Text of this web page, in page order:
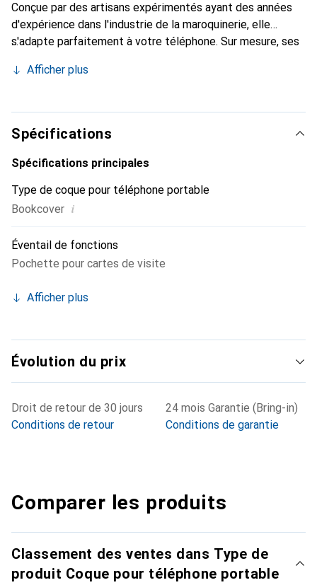
Conçue par des artisans expérimentés ayant des années
d'expérience dans l'industrie de la maroquinerie, elle
s'adapte parfaitement à votre téléphone. Sur mesure, ses
devient l'accessoire chic et indispensable pour votre
produits de haute qualité, la marque Noreve est un choix
fiable pour une clientèle exigeante.
Afficher plus
Spécifications
Spécifications principales
Type de coque pour téléphone portable
Bookcover i
Éventail de fonctions
Pochette pour cartes de visite
Afficher plus
Évolution du prix
Droit de retour de 30 jours
Conditions de retour
24 mois Garantie (Bring-in)
Conditions de garantie
Comparer les produits
Classement des ventes dans Type de
produit Coque pour téléphone portable